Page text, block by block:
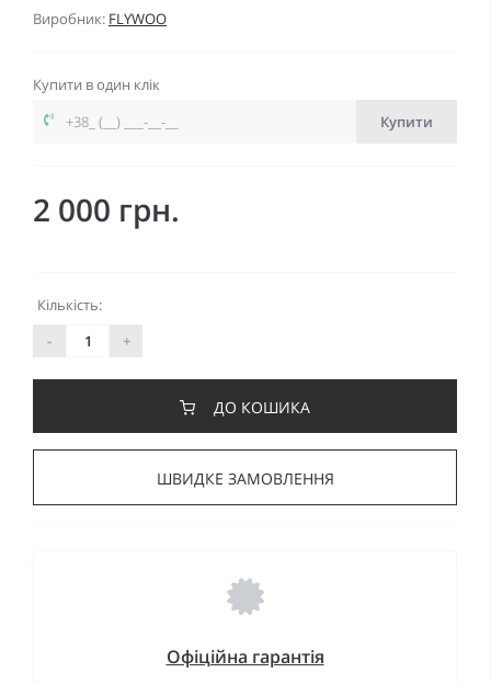
Виробник: FLYWOO
Купити в один клік
Купити
2 000 грн.
Кількість:
-
+
ДО КОШИКА
ШВИДКЕ ЗАМОВЛЕННЯ
Офіційна гарантія